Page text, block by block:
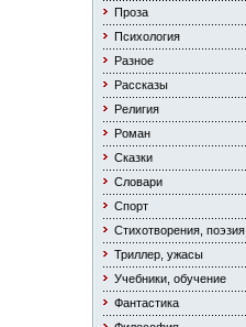
Проза
Психология
Разное
Рассказы
Религия
Роман
Сказки
Словари
Спорт
Стихотворения, поэзия
Триллер, ужасы
Учебники, обучение
Фантастика